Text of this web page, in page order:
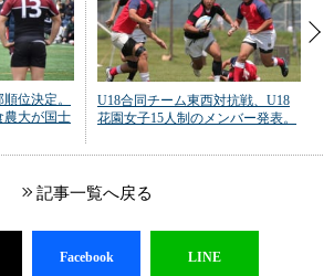
位決定。
農大が国士
U18合同チーム東西対抗戦、U18
花園女子15人制のメンバー発表。
記事一覧へ戻る
Facebook LINE